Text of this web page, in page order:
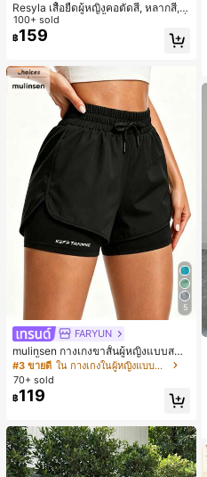
Resyla เสื้อยืดผู้หญิงคอตัดสี, หลากสี, ล
ายพิมพ์แมวน่ารัก, เสื้อสำหรับออกไปเที่
ยวฤดูร้อน, ดีไซน์กราฟิก, ความรู้สึกพรีเ
มียม, ลำลองอเนกประสงค์, สวมใส่ประ
เสื้อผ้ากลางแจ้ง
100+ sold
฿159
5
FARYUN
mulinsen กางเกงขาสั้นผู้หญิงแบบสบา
ยๆ สีพื้น หลวม อเนกประสงค์ กางเกงขา
สั้นกีฬา 2-In-1 สำหรับวิ่ง ฟิตเนส และก
ารฝึกซ้อมกีฬาในฤดูร้อน
#3 ขายดี
ใน กางเกงในผู้หญิงแบบแอคทีฟ
70+ sold
฿119